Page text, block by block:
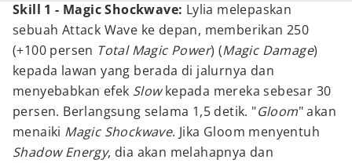
Skill 1 - Magic Shockwave: Lylia melepaskan
sebuah Attack Wave ke depan, memberikan 250
(+100 persen Total Magic Power) (Magic Damage)
kepada lawan yang berada di jalurnya dan
menyebabkan efek Slowkepada mereka sebesar 30
persen. Berlangsung selama 1,5 detik. "Gloom" akan
menaiki Magic Shockwave. Jika Gloom menyentuh
Shadow Energy, dia akan melahapnya dan